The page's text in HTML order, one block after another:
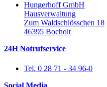
Hungerhoff GmbH
Hausverwaltung
Zum Waldschlösschen 18
46395 Bocholt
24H Notrufservice
Tel. 0 28 71 - 34 96-0
Social Media